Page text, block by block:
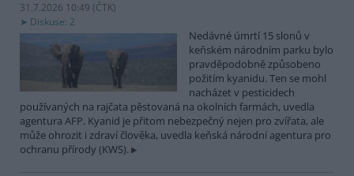
31.7.2026 10:49 (ČTK)
Diskuse: 2
Nedávné úmrtí 15 slonů v
keňském národním parku bylo
pravděpodobně způsobeno
požitím kyanidu. Ten se mohl
nacházet v pesticidech
používaných na rajčata pěstovaná na okolních farmách, uvedla
agentura AFP. Kyanid je přitom nebezpečný nejen pro zvířata, ale
může ohrozit i zdraví člověka, uvedla keňská národní agentura pro
ochranu přírody (KWS).